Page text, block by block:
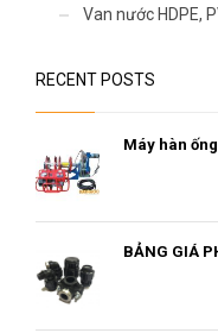
Van nước HDPE,
RECENT POSTS
Máy hàn
BẢNG GIÁ